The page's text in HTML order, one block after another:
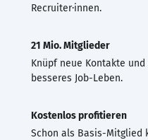
Recruiter·innen.
21 Mio. Mitglieder
Knüpf neue Kontakte
besseres Job-Leben.
Kostenlos profitieren
Schon als Basis-Mitglied